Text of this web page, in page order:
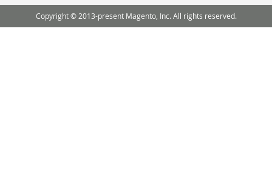
Copyright © 2013-present Magento, Inc. All rights reserved.